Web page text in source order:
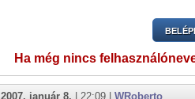
Ha még nincs
2007. január 8. | 22:09 | WRoberto